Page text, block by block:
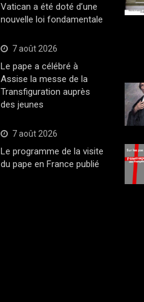
Vatican a été doté d’une
nouvelle loi fondamentale
7 août 2026
Le pape a célébré à
Assise la messe de la
Transfiguration auprès
des jeunes
7 août 2026
Le programme de la visite
du pape en France publié